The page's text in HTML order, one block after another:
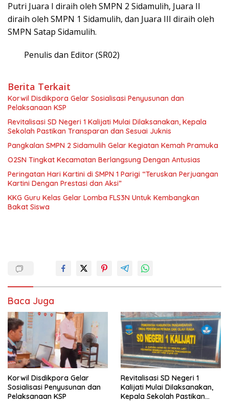
Putri Juara I diraih oleh SMPN 2 Sidamulih, Juara II
diraih oleh SMPN 1 Sidamulih, dan Juara III diraih oleh
SMPN Satap Sidamulih.
Penulis dan Editor (SR02)
Berita Terkait
Korwil Disdikpora Gelar Sosialisasi Penyusunan dan
Pelaksanaan KSP
Revitalisasi SD Negeri 1 Kalijati Mulai Dilaksanakan, Kepala
Sekolah Pastikan Transparan dan Sesuai Juknis
Pangkalan SMPN 2 Sidamulih Gelar Kegiatan Kemah Pramuka
O2SN Tingkat Kecamatan Berlangsung Dengan Antusias
Peringatan Hari Kartini di SMPN 1 Parigi “Teruskan Perjuangan
Kartini Dengan Prestasi dan Aksi”
KKG Guru Kelas Gelar Lomba FLS3N Untuk Kembangkan
Bakat Siswa
Baca Juga
Korwil Disdikpora Gelar
Sosialisasi Penyusunan dan
Pelaksanaan KSP
Revitalisasi SD Negeri 1
Kalijati Mulai Dilaksanakan,
Kepala Sekolah Pastikan